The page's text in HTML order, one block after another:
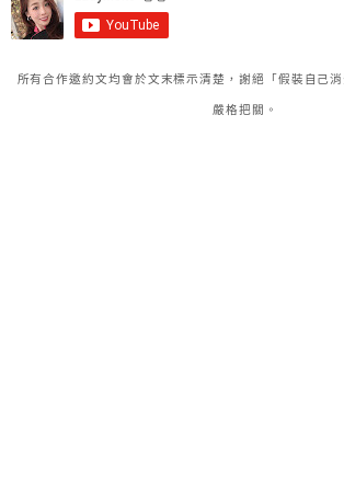
所有合作邀約文均會於文末標示清楚，謝絕「假裝自己
嚴格把關。